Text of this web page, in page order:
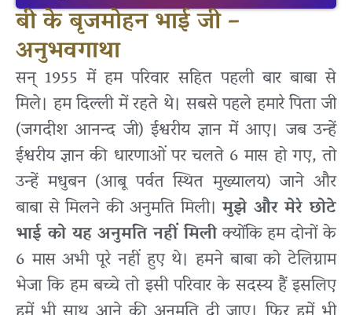
बी के बृजमोहन भाई जी –
अनुभवगाथा
सन् 1955 में हम परिवार सहित पहली बार बाबा से
मिले। हम दिल्ली में रहते थे। सबसे पहले हमारे पिता जी
(जगदीश आनन्द जी) ईश्वरीय ज्ञान में आए। जब उन्हें
ईश्वरीय ज्ञान की धारणाओं पर चलते 6 मास हो गए, तो
उन्हें मधुबन (आबू पर्वत स्थित मुख्यालय) जाने और
बाबा से मिलने की अनुमति मिली।मुझे और मेरे छोटे
भाई को यह अनुमति नहीं मिलीक्योंकि हम दोनों के
6 मास अभी पूरे नहीं हुए थे। हमने बाबा को टेलिग्राम
भेजा कि हम बच्चे तो इसी परिवार के सदस्य हैं इसलिए